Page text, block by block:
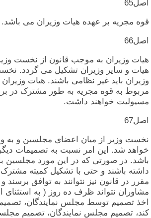
اصل‏65
قوه‏ مجریه‏ بر عهده‏ هیات‏ وزیران‏ می‏ باشد.
اصل‏66
هیات‏ وزیران‏ به‏ موجب‏ قانون‏ از نخست‏
هیات‏ و سایر وزیران‏ تشکیل‏ می‏ گردد.
وزیران‏ باید غیر نظامی‏ باشند. هیات‏ وزیران‏
مربوط به‏ قوه‏ مجریه‏ به‏ طور مشترک‏ در
مسیولیت‏ خواهند داشت‏.
اصل‏67
نخست‏ وزیر از میان‏ اعضای‏ مجلسین‏ و به‏
خواهد شد. این‏ امر نسبت‏ به‏ تصمیمات‏
باشد. در صورتی‏ که‏ در این‏ مورد مجلسین‏
داشته‏ باشند و حتی‏ با تشکیل‏ کمیته‏
مقرر در قانون‏ نیز نتوانند به‏ توافق‏
مشاوران‏ نتواند ظرف‏ ده‏ روز ( به‏ استثنای‏
اخذ تصمیم‏ توسط مجلس‏ نمایندگان‏، تصمیم‏
کند، تصمیم‏ مجلس‏ نمایندگان‏، تصمیم‏